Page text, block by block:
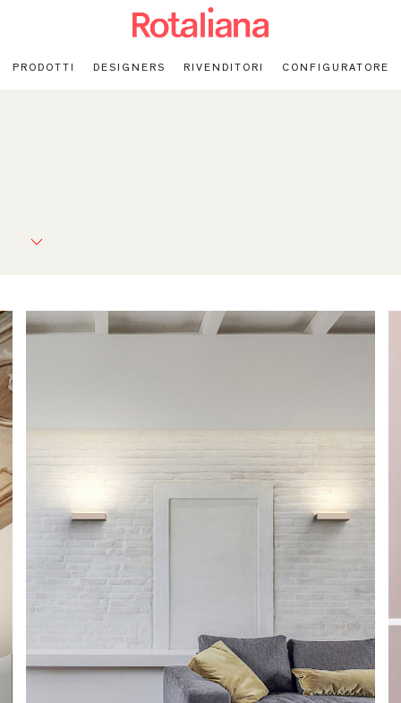
PRODOTTI DESIGNERS RIVENDITORI CONFIGURATORE